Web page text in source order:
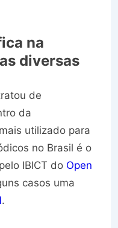
na
diversas
de
da
utilizado para
no Brasil é o
IBICT do Open
casos uma
.